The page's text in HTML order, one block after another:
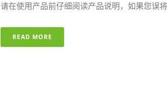
请在使用产品前仔细阅读产品说明，如果您误
READ MORE